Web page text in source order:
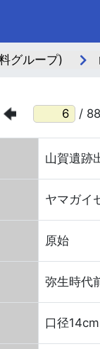
グループ)
/
山賀遺跡
ヤマガイ
原始
弥生時代
口径14cm